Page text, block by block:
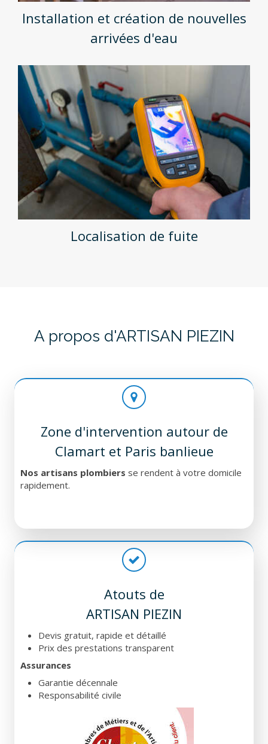
Installation et création de nouvelles
arrivées d'eau
Localisation de fuite
A propos d'ARTISAN PIEZIN
Zone d'intervention autour de
Clamart et Paris banlieue
Nos artisans plombiers se rendent à votre domicile
rapidement.
Atouts de
ARTISAN PIEZIN
Devis gratuit, rapide et détaillé
Prix des prestations transparent
Assurances
Garantie décennale
Responsabilité civile